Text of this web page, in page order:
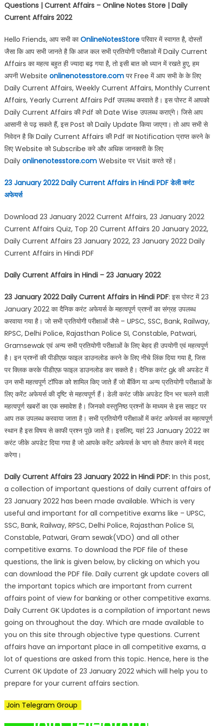
Questions | Current Affairs – Online Notes Store | Daily
Current Affairs 2022
Hello Friends, आप सभी काOnlineNotesStoreपरिवार में स्वागत है, दोस्तों
जैसा कि आप सभी जानते है कि आज कल सभी प्रतियोगी परीक्षाओ में Daily Current
Affairs का महत्व बहुत ही ज्यादा बढ़ गया है, तो इसी बात को ध्यान में रखते हुए, हम
अपनी Website onlinenotesstore.comपर Free में आप सभी के के लिए
Daily Current Affairs, Weekly Current Affairs, Monthly Current
Affairs, Yearly Current Affairs Pdf उपलब्ध करवाते है। इस पोस्ट में आपको
Daily Current Affairs की Pdf को Date Wise उपलब्ध कराएंगे। जिसे आप
आसानी से पढ़ सकते हैं, इस Post को Daily Update किया जाएगा। तो आप सभी से
निवेदन है कि Daily Current Affairs की Pdf का Notification प्राप्त करने के
लिए Website को Subscribe करे और अधिक जानकारी के लिए
Daily onlinenotesstore.comWebsite पर Visit करते रहें।
23 January 2022 Daily Current Affairs in Hindi PDFडेली करंट
अफेयर्स
Download 23 January 2022 Current Affairs, 23 January 2022
Current Affairs Quiz, Top 20 Current Affairs 20 January 2022,
Daily Current Affairs 23 January 2022, 23 January 2022 Daily
Current Affairs in Hindi PDF
Daily Current Affairs in Hindi – 23 January 2022
23 January 2022 Daily Current Affairs in Hindi PDF: इस पोस्ट में 23
January 2022 का दैनिक करंट अफेयर्स के महत्वपूर्ण प्रश्नों का संग्रह उपलब्ध
करवाया गया है। जो सभी प्रतियोगी परीक्षाओं जैसे – UPSC, SSC, Bank, Railway,
RPSC, Delhi Police, Rajasthan Police SI, Constable, Patwari,
Gramsewak एवं अन्य सभी प्रतियोगी परीक्षाओं के लिए बेहद ही उपयोगी एवं महत्वपूर्ण
है। इन प्रश्नों की पीडीएफ़ फाइल डाउनलोड करने के लिए नीचे लिंक दिया गया है, जिस
पर क्लिक करके पीडीएफ़ फाइल डाउनलोड कर सकते है। दैनिक करंट gk की अपडेट में
उन सभी महत्वपूर्ण टॉपिक को शामिल किए जाते हैं जो बैंकिंग या अन्य प्रतियोगी परीक्षाओं के
लिए करेंट अफेयर्स की दृष्टि से महत्वपूर्ण हैं। डेली करंट जीके अपडेट दिन भर चलने वाली
महत्वपूर्ण खबरों का एक समावेश है। जिनको वस्तुनिष्ठ प्रश्नों के माध्यम से इस साइट पर
आप तक उपलब्ध करवाया जाता है। सभी प्रतियोगी परीक्षाओं में करंट अफेयर्स का महत्वपूर्ण
स्थान है इस विषय से काफी प्रश्न पूछे जाते है। इसलिए, यहां 23 January 2022 का
करंट जीके अपडेट दिया गया है जो आपके करेंट अफेयर्स के भाग को तैयार करने में मदद
करेगा।
Daily Current Affairs 23 January 2022 in Hindi PDF:In this post,
a collection of important questions of daily current affairs of
23 January 2022 has been made available. Which is very
useful and important for all competitive exams like – UPSC,
SSC, Bank, Railway, RPSC, Delhi Police, Rajasthan Police SI,
Constable, Patwari, Gram sewak(VDO) and all other
competitive exams. To download the PDF file of these
questions, the link is given below, by clicking on which you
can download the PDF file. Daily current gk update covers all
the important topics which are important from current
affairs point of view for banking or other competitive exams.
Daily Current GK Updates is a compilation of important news
going on throughout the day. Which are made available to
you on this site through objective type questions. Current
affairs have an important place in all competitive exams, a
lot of questions are asked from this topic. Hence, here is the
Current GK Update of 23 January 2022 which will help you to
prepare for your current affairs section.
Join Telegram Group